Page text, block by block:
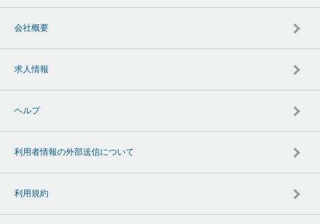
会社概要
求人情報
ヘルプ
利用者情報の外部送信について
利用規約